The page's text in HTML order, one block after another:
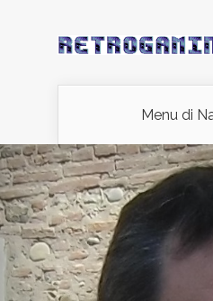
Menu di